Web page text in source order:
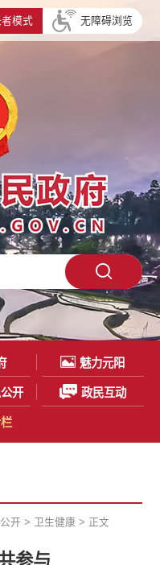
模式 无障碍浏览
魅力元阳
开 政民互动
开 > 卫生健康 > 正文
参与